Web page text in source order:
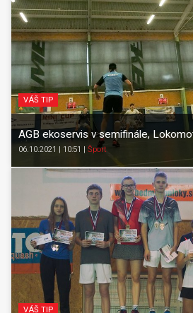
VÁŠ TIP
AGB ekoservis v semifinále,
06.10.2021 | 10:51 | Šport
VÁŠ TIP